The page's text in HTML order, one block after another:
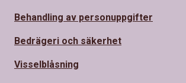
Behandling av personuppgifter
Bedrägeri och säkerhet
Visselblåsning